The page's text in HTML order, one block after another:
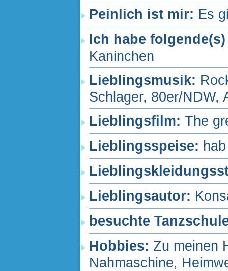
Peinlich ist mir: Es
Ich habe
Kaninchen
Lieblingsmusik:
Schlager, 80er/NDW,
Lieblingsfilm: The
Lieblingsspeise:
Lieblingsautor:
besuchte
Hobbies: Zu meinen
Nahmaschine,